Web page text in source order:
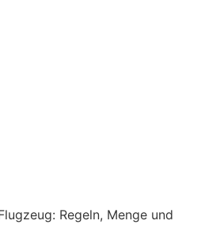
Regeln, Menge und